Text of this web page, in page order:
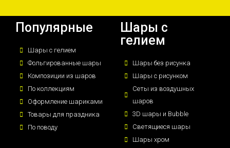
Популярные
Шары с гелием
Фольгированные шары
Композиции из шаров
По коллекциям
Оформление шариками
Товары для праздника
По поводу
Шары с
гелием
Шары без рисунка
Шары с рисунком
Сеты из воздушных
шаров
3D шары и Bubble
Светящиеся шары
Шары хром